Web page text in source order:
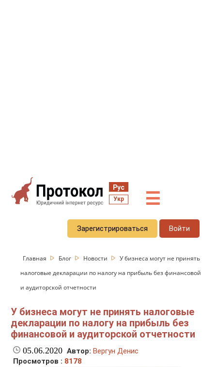
Рус
Укр ☰
Зарегистрироваться Войти
Главная Блог Новости
У бизнеса могут не принять
налоговые декларации по налогу на прибыль без финансовой
и аудиторской отчетности
У бизнеса могут не принять налоговые
декларации по налогу на прибыль без
финансовой и аудиторской отчетности
05.06.2020 Автор: Вергун Денис
Просмотров : 8178